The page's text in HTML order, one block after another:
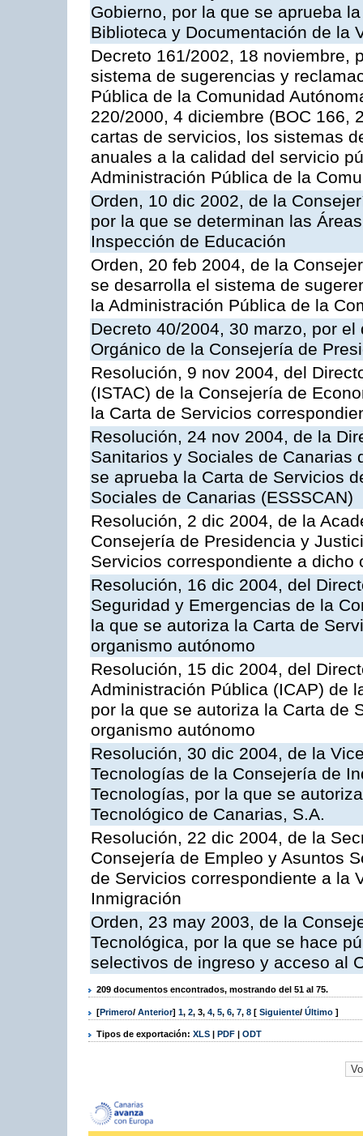
Gobierno, por la que se aprueba
Biblioteca y Documentación de la
Decreto 161/2002, 18 noviembre,
sistema de sugerencias y
Pública de la Comunidad
220/2000, 4 diciembre (BOC 166,
cartas de servicios, los sistemas
anuales a la calidad del servicio
Administración Pública de la
Orden, 10 dic 2002, de la
por la que se determinan las
Inspección de Educación
Orden, 20 feb 2004, de la
se desarrolla el sistema de
la Administración Pública de la
Decreto 40/2004, 30 marzo, por
Orgánico de la Consejería de
Resolución, 9 nov 2004, del
(ISTAC) de la Consejería de
la Carta de Servicios
Resolución, 24 nov 2004, de la
Sanitarios y Sociales de Canarias
se aprueba la Carta de Servicios
Sociales de Canarias (ESSSCAN)
Resolución, 2 dic 2004, de la
Consejería de Presidencia y
Servicios correspondiente a dicho
Resolución, 16 dic 2004, del
Seguridad y Emergencias de la
la que se autoriza la Carta de
organismo autónomo
Resolución, 15 dic 2004, del
Administración Pública (ICAP) de
por la que se autoriza la Carta de
organismo autónomo
Resolución, 30 dic 2004, de la
Tecnologías de la Consejería de
Tecnologías, por la que se
Tecnológico de Canarias, S.A.
Resolución, 22 dic 2004, de la
Consejería de Empleo y Asuntos
de Servicios correspondiente a la
Inmigración
Orden, 23 may 2003, de la
Tecnológica, por la que se hace
selectivos de ingreso y acceso al
209 documentos encontrados, mostrando del 51 al 75.
[Primero/ Anterior] 1, 2, 3, 4, 5, 6, 7, 8 [ Siguiente/ Último ]
Tipos de exportación: XLS | PDF | ODT